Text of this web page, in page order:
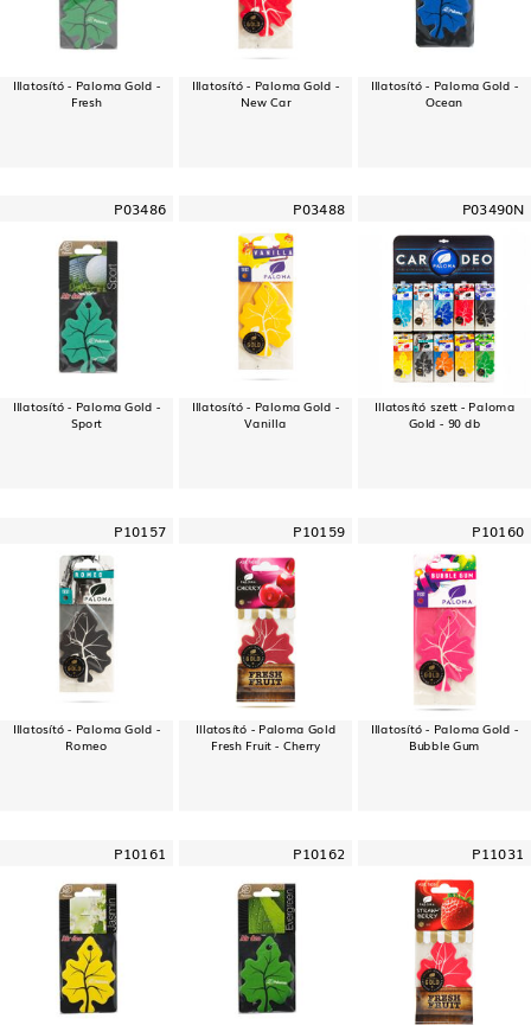
Illatosító - Paloma Gold -
Fresh
Illatosító - Paloma Gold -
New Car
Illatosító - Paloma Gold -
Ocean
P03486
Illatosító - Paloma Gold -
Sport
P03488
Illatosító - Paloma Gold -
Vanilla
P03490N
Illatosító szett - Paloma
Gold - 90 db
P10157
Illatosító - Paloma Gold -
Romeo
P10159
Illatosító - Paloma Gold
Fresh Fruit - Cherry
P10160
Illatosító - Paloma Gold -
Bubble Gum
P10161 P10162 P11031